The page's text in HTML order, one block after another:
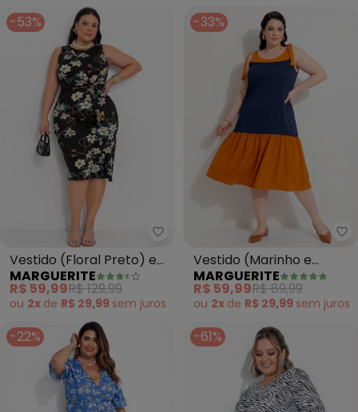
-53%
Marguerite - Vestido (Floral
Vestido (Floral Preto) em
Malha de Viscose
MARGUERITE
R$ 59,99R$ 129,99
ou 2x de R$ 29,99 sem juros
-33%
Vestido (Marinho e
Caramelo) em Malha
MARGUERITE
R$ 59,99R$ 89,99
ou 2x de R$ 29,99 sem juros
-22% -61%